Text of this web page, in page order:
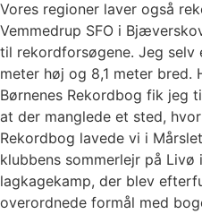
Vores regioner laver også
Vemmedrup SFO i
til rekordforsøgene. Jeg selv
meter høj og 8,1 meter
Børnenes Rekordbog fik jeg
at der manglede et sted,
Rekordbog lavede vi i
klubbens sommerlejr på
lagkagekamp, der blev
overordnede formål med